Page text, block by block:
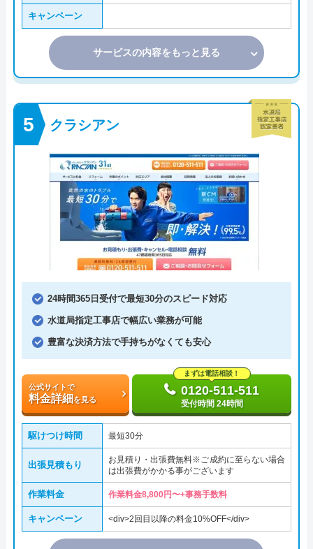
キャンペーン
サービスの内容をもっと見る
クラシアン
24時間365日受付で最短30分のスピード対応
水道局指定工事店で幅広い業務が可能
豊富な決済方法で手持ちがなくても安心
公式サイトで
料金詳細を見る
まずは電話相談！
0120-511-511
受付時間 24時間
駆けつけ時間 最短30分
出張見積もり
お見積り・出張費無料※ご成約に至らない場合
は出張費がかかる事がございます
作業料金 作業料金8,800円〜+事務手数料
キャンペーン <div>2回目以降の料金10%OFF</div>